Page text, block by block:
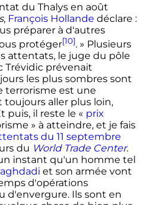
du Thalys en août
, François Hollande déclare :
préparer à d'autres
protéger[10]. » Plusieurs
attentats, le juge du pôle
Trévidic prévenait
jours les plus sombres sont
terrorisme est une
toujours aller plus loin,
puis, il reste le « prix
» à atteindre, et je fais
du 11 septembre
du World Trade Center.
instant qu'un homme tel
et son armée vont
d'opérations
d'envergure. Ils sont en